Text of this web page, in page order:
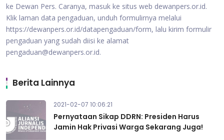
ke Dewan Pers. Caranya, masuk ke situs web dewanpers.or.id.
Klik laman data pengaduan, unduh formulirnya melalui
https://dewanpers.or.id/datapengaduan/form, lalu kirim formulir
pengaduan yang sudah diisi ke alamat
pengaduan@dewanpers.or.id.
Berita Lainnya
2021-02-07 10:06:21
Pernyataan Sikap DDRN: Presiden Harus
Jamin Hak Privasi Warga Sekarang Juga!